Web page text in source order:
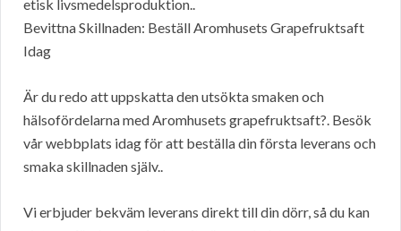
etisk livsmedelsproduktion..
Bevittna Skillnaden: Beställ Aromhusets Grapefruktsaft
Idag
Är du redo att uppskatta den utsökta smaken och
hälsofördelarna med Aromhusets grapefruktsaft?. Besök
vår webbplats idag för att beställa din första leverans och
smaka skillnaden själv..
Vi erbjuder bekväm leverans direkt till din dörr, så du kan